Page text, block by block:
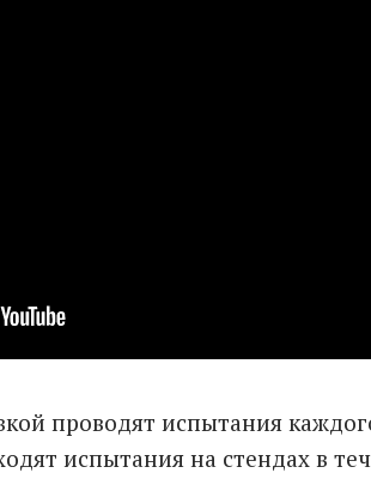
проводят испытания
испытания на стендах в